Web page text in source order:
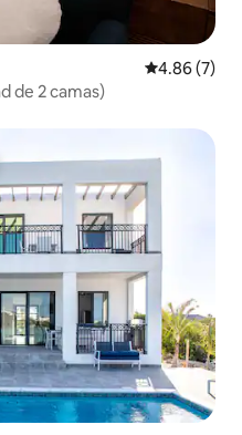
Calificación
4.86 (7)
de 2 camas)
huéspedes